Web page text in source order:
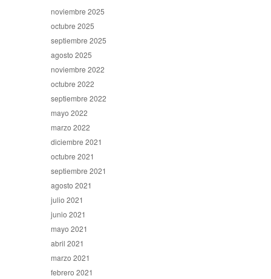
noviembre 2025
octubre 2025
septiembre 2025
agosto 2025
noviembre 2022
octubre 2022
septiembre 2022
mayo 2022
marzo 2022
diciembre 2021
octubre 2021
septiembre 2021
agosto 2021
julio 2021
junio 2021
mayo 2021
abril 2021
marzo 2021
febrero 2021